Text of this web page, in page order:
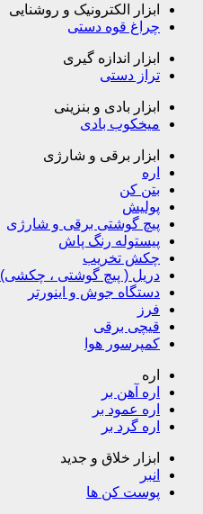
ابزار الکترونیک و روشنایی
چراغ قوه دستی
ابزار اندازه گیری
تراز دستی
ابزار بادی و بنزینی
میخکوب بادی
ابزار برقی و شارژی
اره
بتن کن
پولیش
پیچ گوشتی برقی و شارژی
پیستوله رنگ پاش
چکش تخریب
دریل ( پیچ گوشتی ، چکشی)
دستگاه جوش و اینورتر
فرز
قیچی برقی
کمپرسور هوا
اره
اره آهن بر
اره عمود بر
اره گرد بر
ابزار خلاق و جدید
انبر
پوست کن ها